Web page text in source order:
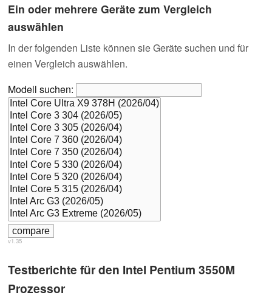
Ein oder mehrere Geräte zum Vergleich
auswählen
In der folgenden Liste können sie Geräte suchen und für
einen Vergleich auswählen.
Modell suchen:
v1.35
Testberichte für den Intel Pentium 3550M
Prozessor